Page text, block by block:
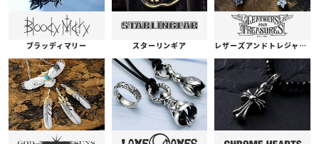
ブラッディマリー スターリンギア レザーズアンドトレジャーズ